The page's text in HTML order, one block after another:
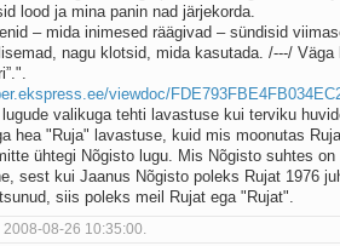
lood ja mina panin nad järjekorda.
– mida inimesed räägivad – sündisid
nagu klotsid, mida kasutada. /---/
viewdoc/
lugude valikuga tehti lavastuse kui terviku
hea "Ruja" lavastuse, kuid mis moonutas
ühtegi Nõgisto lugu. Mis Nõgisto suhtes
sest kui Jaanus Nõgisto poleks Rujat 1976
siis poleks meil Rujat ega "Rujat".
2008-08-26 10:35:00.